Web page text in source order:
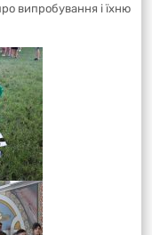
випробування і їхню